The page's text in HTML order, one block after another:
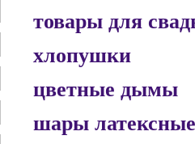
товары для
хлопушки
цветные дымы
шары латексные